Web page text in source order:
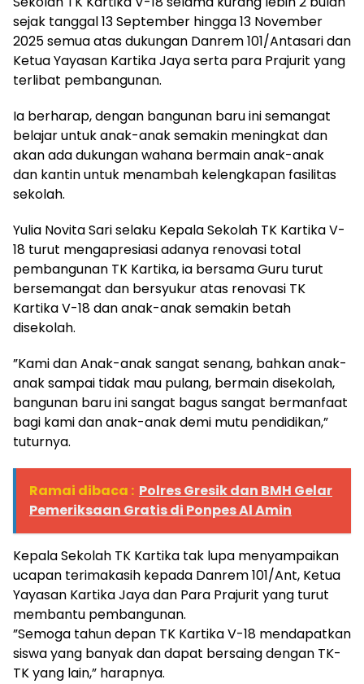
sejak tanggal 13 September hingga 13 November
2025 semua atas dukungan Danrem 101/Antasari dan
Ketua Yayasan Kartika Jaya serta para Prajurit yang
terlibat pembangunan.
Ia berharap, dengan bangunan baru ini semangat
belajar untuk anak-anak semakin meningkat dan
akan ada dukungan wahana bermain anak-anak
dan kantin untuk menambah kelengkapan fasilitas
sekolah.
Yulia Novita Sari selaku Kepala Sekolah TK Kartika V-
18 turut mengapresiasi adanya renovasi total
pembangunan TK Kartika, ia bersama Guru turut
bersemangat dan bersyukur atas renovasi TK
Kartika V-18 dan anak-anak semakin betah
disekolah.
”Kami dan Anak-anak sangat senang, bahkan anak-
anak sampai tidak mau pulang, bermain disekolah,
bangunan baru ini sangat bagus sangat bermanfaat
bagi kami dan anak-anak demi mutu pendidikan,”
tuturnya.
Ramai dibaca : Polres Gresik dan BMH Gelar
Pemeriksaan Gratis di Ponpes Al Amin
Kepala Sekolah TK Kartika tak lupa menyampaikan
ucapan terimakasih kepada Danrem 101/Ant, Ketua
Yayasan Kartika Jaya dan Para Prajurit yang turut
membantu pembangunan.
”Semoga tahun depan TK Kartika V-18 mendapatkan
siswa yang banyak dan dapat bersaing dengan TK-
TK yang lain,” harapnya.